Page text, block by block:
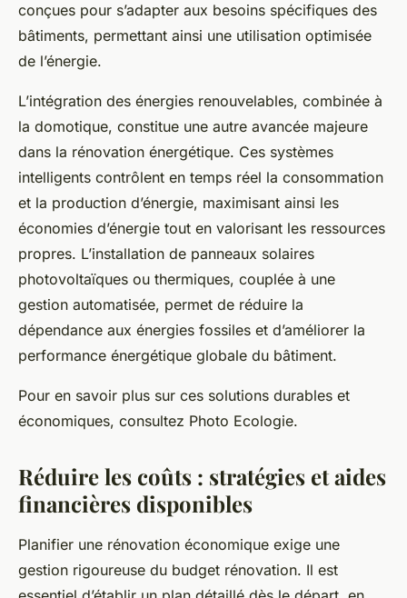
conçues pour s’adapter aux besoins spécifiques des
bâtiments, permettant ainsi une utilisation optimisée
de l’énergie.
L’intégration des énergies renouvelables, combinée à
la domotique, constitue une autre avancée majeure
dans la rénovation énergétique. Ces systèmes
intelligents contrôlent en temps réel la consommation
et la production d’énergie, maximisant ainsi les
économies d’énergie tout en valorisant les ressources
propres. L’installation de panneaux solaires
photovoltaïques ou thermiques, couplée à une
gestion automatisée, permet de réduire la
dépendance aux énergies fossiles et d’améliorer la
performance énergétique globale du bâtiment.
Pour en savoir plus sur ces solutions durables et
économiques, consultez Photo Ecologie.
Réduire les coûts : stratégies et aides
financières disponibles
Planifier une rénovation économique exige une
gestion rigoureuse du budget rénovation. Il est